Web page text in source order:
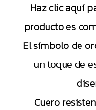
Haz clic aquí
producto es
El símbolo de
un toque de
Cuero